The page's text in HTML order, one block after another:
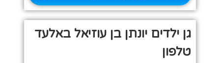
גן ילדים יונתן בן עוזיאל באלעד
טלפון